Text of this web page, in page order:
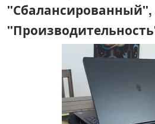
"Сбалансированный",